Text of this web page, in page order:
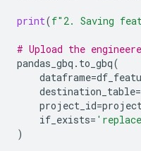
print(f"2. Saving
# Upload the
pandas_gbq . to_gbq(
dataframe=
destination_table=
project_id=
if_exists=
)